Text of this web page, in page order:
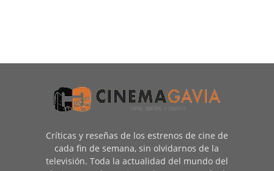
Críticas y reseñas de los estrenos de cine de
cada fin de semana, sin olvidarnos de la
televisión. Toda la actualidad del mundo del